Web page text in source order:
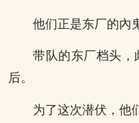
他们正是东厂的內
带队的东厂档头，
后。
为了这次潜伏，他